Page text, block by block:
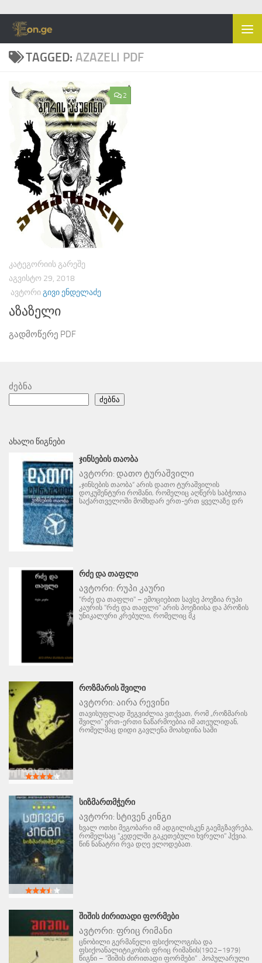
Skip to content
TAGGED: AZAZELI PDF
2
ᲙᲐᲢᲔᲒᲝᲠᲘᲘᲡ ᲒᲐᲠᲔᲨᲔ
ᲐᲒᲕᲘᲡᲢᲝ 29, 2018
ᲐᲕᲢᲝᲠᲘᲒᲘᲕᲘ ᲔᲜᲓᲔᲚᲐᲫᲔ
აზაზელი
გადმოწერე PDF
ძებნა
ძებნა
ᲐᲮᲐᲚᲘ ᲬᲘᲒᲜᲔᲑᲘ
ᲯᲘᲜᲡᲔᲑᲘᲡ ᲗᲐᲝᲑᲐ
ავტორი: დათო ტურაშვილი
„ჯინსების თაობა“ არის დათო ტურაშვილის
დოკუმენტური რომანი, რომელიც აღწერს საბჭოთა
საქართველოში მომხდარ ერთ-ერთ ყველაზე დრ
ᲠᲫᲔ ᲓᲐ ᲗᲐᲤᲚᲘ
ავტორი: რუპი კაური
"რძე და თაფლი" – ემოციებით სავსე პოეზია რუპი
კაურის "რძე და თაფლი" არის პოეზიისა და პროზის
უნიკალური კრებული, რომელიც მკ
ᲠᲝᲖᲛᲐᲠᲘᲡ ᲨᲕᲘᲚᲘ
ავტორი: აირა რევინი
თავისუფლად შეგვიძლია ვთქვათ, რომ „როზმარის
შვილი" ერთ-ერთი ნაწარმოებია იმ ათეულიდან,
რომელმაც დიდი გავლენა მოახდინა საში
ᲡᲘᲖᲛᲐᲠᲗᲛᲭᲔᲠᲘ
ავტორი: სტივენ კინგი
ხვალ ოთხი მეგობარი იმ ადგილისკენ გაემგზავრება,
რომელსაც "კედელში გაკეთებული ხვრელი" ჰქვია.
წინ ნანატრი რვა დღე ელოდებათ.
ᲨᲘᲨᲘᲡ ᲫᲘᲠᲘᲗᲐᲓᲘ ᲤᲝᲠᲛᲔᲑᲘ
ავტორი: ფრიც რიმანი
ცნობილი გერმანელი ფსიქოლოგისა და
ფსიქოანალიტიკოსის ფრიც რიმანის(1902–1979)
წიგნი – "შიშის ძირითადი ფორმები" . პოპულარული